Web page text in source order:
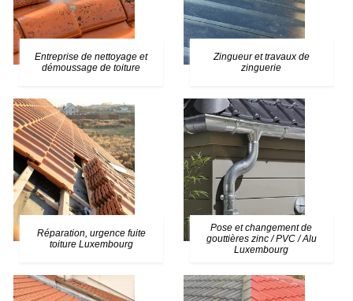
Entreprise de nettoyage et
démoussage de toiture
Zingueur et travaux de
zinguerie
Réparation, urgence fuite
toiture Luxembourg
Pose et changement de
gouttières zinc / PVC / Alu
Luxembourg